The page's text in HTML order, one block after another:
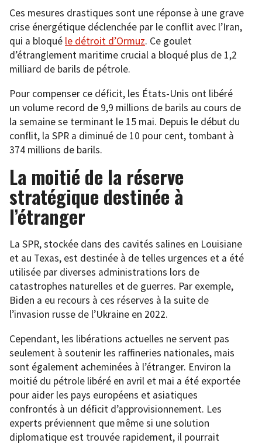
Ces mesures drastiques sont une réponse à une grave
crise énergétique déclenchée par le conflit avec l’Iran,
qui a bloqué le détroit d’Ormuz. Ce goulet
d’étranglement maritime crucial a bloqué plus de 1,2
milliard de barils de pétrole.
Pour compenser ce déficit, les États-Unis ont libéré
un volume record de 9,9 millions de barils au cours de
la semaine se terminant le 15 mai. Depuis le début du
conflit, la SPR a diminué de 10 pour cent, tombant à
374 millions de barils.
La moitié de la réserve
stratégique destinée à
l’étranger
La SPR, stockée dans des cavités salines en Louisiane
et au Texas, est destinée à de telles urgences et a été
utilisée par diverses administrations lors de
catastrophes naturelles et de guerres. Par exemple,
Biden a eu recours à ces réserves à la suite de
l’invasion russe de l’Ukraine en 2022.
Cependant, les libérations actuelles ne servent pas
seulement à soutenir les raffineries nationales, mais
sont également acheminées à l’étranger. Environ la
moitié du pétrole libéré en avril et mai a été exportée
pour aider les pays européens et asiatiques
confrontés à un déficit d’approvisionnement. Les
experts préviennent que même si une solution
diplomatique est trouvée rapidement, il pourrait